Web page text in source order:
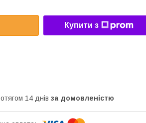
Купити з
14 днів за домовленістю